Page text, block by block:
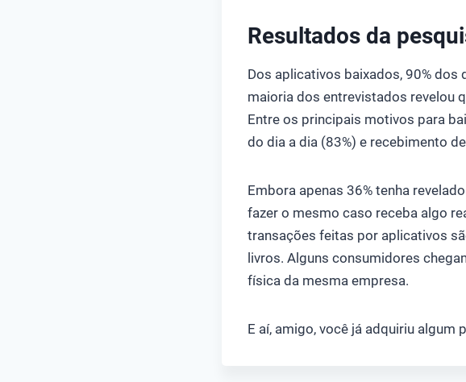
Resultados da
Dos aplicativos baixados, 90%
maioria dos entrevistados revelou
Entre os principais motivos para
do dia a dia (83%) e recebimento
Embora apenas 36% tenha
fazer o mesmo caso receba algo
transações feitas por aplicativos
livros. Alguns consumidores
física da mesma empresa.
E aí, amigo, você já adquiriu